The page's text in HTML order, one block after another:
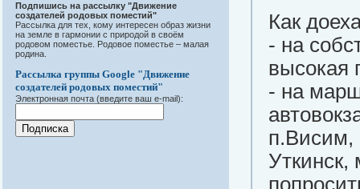
Подпишись на рассылку "Движение
создателей родовых поместий"
Рассылка для тех, кому интересен образ жизни
на земле в гармонии с природой в своём
родовом поместье. Родовое поместье – малая
родина.
Рассылка группы Google "Движение
создателей родовых поместий"
Электронная почта (введите ваш e-mail):
Как
- на
высокая
- на
п.Висим,